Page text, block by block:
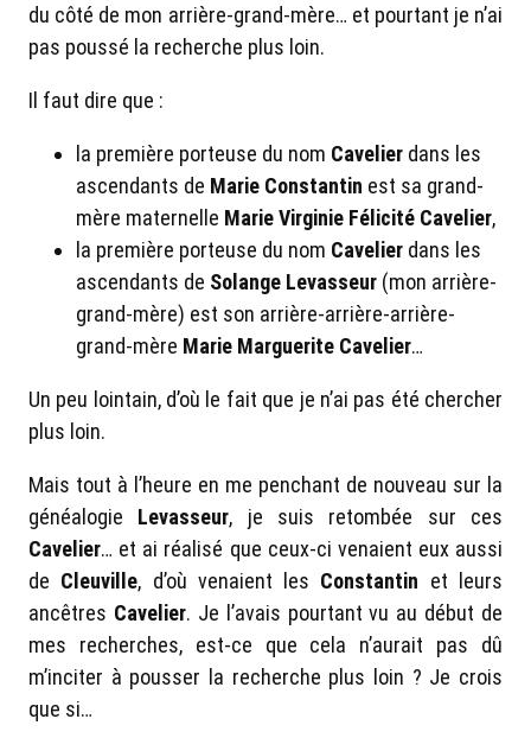
du côté de mon arrière-grand-mère… et pourtant je n’ai
pas poussé la recherche plus loin.
Il faut dire que :
la première porteuse du nom Cavelier dans les
ascendants de Marie Constantin est sa grand-
mère maternelle Marie Virginie Félicité Cavelier,
la première porteuse du nom Cavelier dans les
ascendants de Solange Levasseur (mon arrière-
grand-mère) est son arrière-arrière-arrière-
grand-mère Marie Marguerite Cavelier…
Un peu lointain, d’où le fait que je n’ai pas été chercher
plus loin.
Mais tout à l’heure en me penchant de nouveau sur la
généalogie Levasseur, je suis retombée sur ces
Cavelier… et ai réalisé que ceux-ci venaient eux aussi
de Cleuville, d’où venaient les Constantin et leurs
ancêtres Cavelier. Je l’avais pourtant vu au début de
mes recherches, est-ce que cela n’aurait pas dû
m’inciter à pousser la recherche plus loin ? Je crois
que si…